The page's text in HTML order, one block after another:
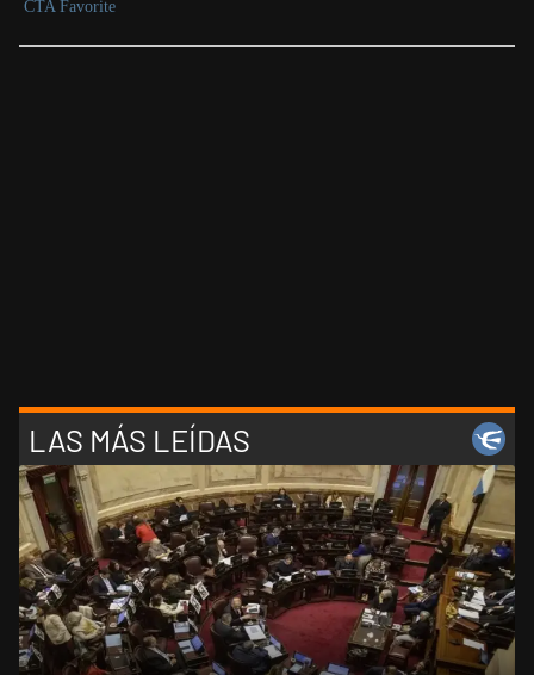
LAS MÁS LEÍDAS